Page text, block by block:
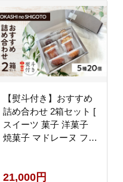
【熨斗付き】おすすめ
詰め合わせ 2箱セット [
スイーツ 菓子 洋菓子
焼菓子 マドレーヌ フィ
ゼント ]【のし(内祝
21,000円